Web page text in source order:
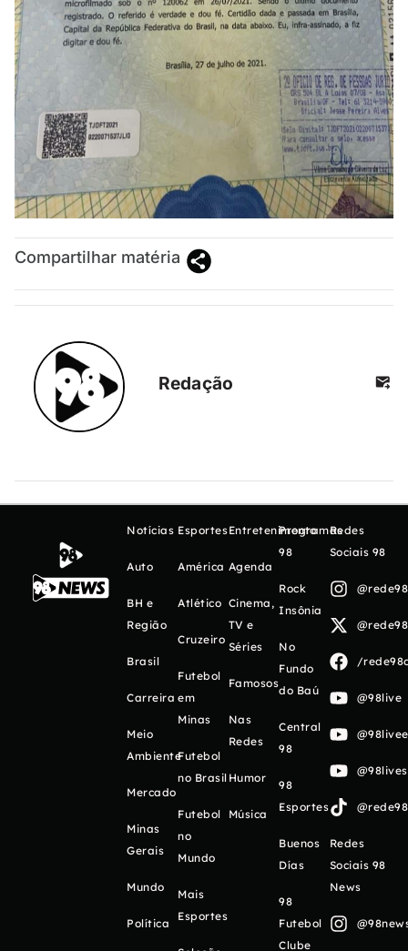
Compartilhar matéria
Redação
Notícias
Auto
BH e
Região
Brasil
Carreira
Meio
Ambiente
Mercado
Minas
Gerais
Mundo
Política
Esportes
América
Atlético
Cruzeiro
Futebol
em
Minas
Futebol
no Brasil
Futebol
no
Mundo
Mais
Esportes
Entretenimento
Agenda
Cinema,
TV e
Séries
Famosos
Nas
Redes
Humor
Música
Programas
98
Rock
Insônia
No
Fundo
do Baú
Central
98
98
Esportes
Buenos
Días
98
Futebol
Clube
Redes
Sociais 98
/
@98live
Redes
Sociais 98
News